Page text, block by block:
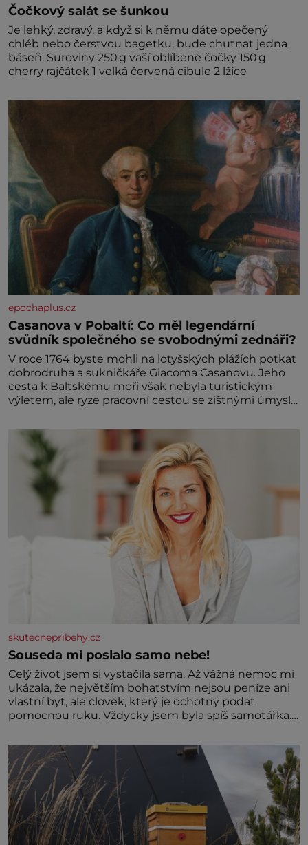
Čočkový salát se šunkou
Je lehký, zdravý, a když si k němu dáte opečený
chléb nebo čerstvou bagetku, bude chutnat jedna
báseň. Suroviny 250 g vaší oblíbené čočky 150 g
cherry rajčátek 1 velká červená cibule 2 lžíce
epochaplus.cz
Casanova v Pobaltí: Co měl legendární
svůdník společného se svobodnými zednáři?
V roce 1764 byste mohli na lotyšských plážích potkat
dobrodruha a sukničkáře Giacoma Casanovu. Jeho
cesta k Baltskému moři však nebyla turistickým
výletem, ale ryze pracovní cestou se zištnými úmysly.
procházel uličkami lotyšské Rigy? Casanova v Pobaltí
kontaktoval tamní zednářské lóže. Nebyl v této
oblasti žádným nováčkem, protože do zednářské
skutecnepribehy.cz
Souseda mi poslalo samo nebe!
Celý život jsem si vystačila sama. Až vážná nemoc mi
ukázala, že největším bohatstvím nejsou peníze ani
vlastní byt, ale člověk, který je ochotný podat
pomocnou ruku. Vždycky jsem byla spíš samotářka.
ani partnera. Stačily mi knihy, práce a hlavně klid.
Hned po studiích jsem odešla z rodného města,